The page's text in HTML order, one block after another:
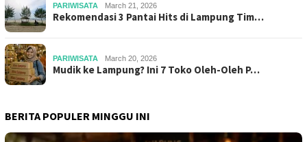
PARIWISATA March 21, 2026
Rekomendasi 3 Pantai Hits di Lampung Tim…
PARIWISATA March 20, 2026
Mudik ke Lampung? Ini 7 Toko Oleh-Oleh P…
BERITA POPULER MINGGU INI